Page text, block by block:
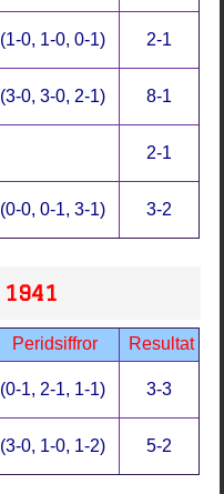
(1-0, 1-0, 0-1) 2-1
(3-0, 3-0, 2-1) 8-1
2-1
(0-0, 0-1, 3-1) 3-2
Peridsiffror Resultat
(0-1, 2-1, 1-1) 3-3
(3-0, 1-0, 1-2) 5-2